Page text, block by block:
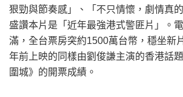
狠勁與節奏感」、「不只情懷，劇情真
盛讚本片是「近年最強港式警匪片」。
滿，全台票房突約1500萬台幣，穩坐新
年前上映的同樣由劉俊謙主演的香港話
圍城》的開票成績。